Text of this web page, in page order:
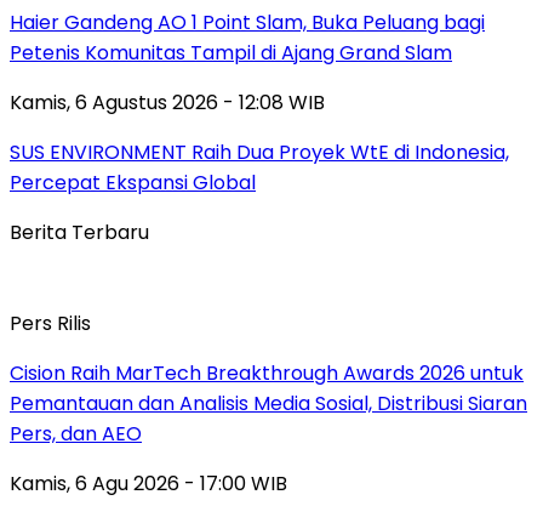
Haier Gandeng AO 1 Point Slam, Buka Peluang bagi
Petenis Komunitas Tampil di Ajang Grand Slam
Kamis, 6 Agustus 2026 - 12:08 WIB
SUS ENVIRONMENT Raih Dua Proyek WtE di Indonesia,
Percepat Ekspansi Global
Berita Terbaru
Pers Rilis
Cision Raih MarTech Breakthrough Awards 2026 untuk
Pemantauan dan Analisis Media Sosial, Distribusi Siaran
Pers, dan AEO
Kamis, 6 Agu 2026 - 17:00 WIB